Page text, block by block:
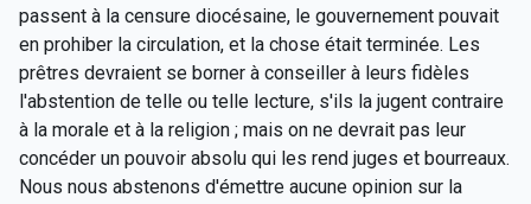
passent à la censure diocésaine, le gouvernement pouvait
en prohiber la circulation, et la chose était terminée. Les
prêtres devraient se borner à conseiller à leurs fidèles
l'abstention de telle ou telle lecture, s'ils la jugent contraire
à la morale et à la religion ; mais on ne devrait pas leur
concéder un pouvoir absolu qui les rend juges et bourreaux.
Nous nous abstenons d'émettre aucune opinion sur la